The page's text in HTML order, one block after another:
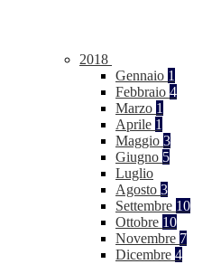
2018
Gennaio 1
Febbraio 4
Marzo 1
Aprile 1
Maggio 3
Giugno 5
Luglio
Agosto 3
Settembre 10
Ottobre 10
Novembre 7
Dicembre 4